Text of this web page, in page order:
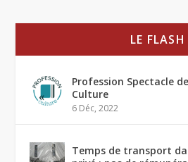
LE FLASH
Profession Spectacle
Culture
6 Déc, 2022
Temps de transport